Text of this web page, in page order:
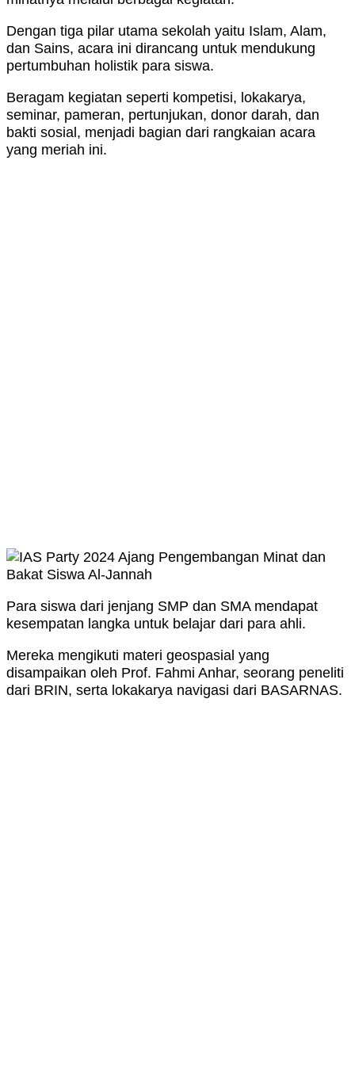
Dengan tiga pilar utama sekolah yaitu Islam, Alam,
dan Sains, acara ini dirancang untuk mendukung
pertumbuhan holistik para siswa.
Beragam kegiatan seperti kompetisi, lokakarya,
seminar, pameran, pertunjukan, donor darah, dan
bakti sosial, menjadi bagian dari rangkaian acara
yang meriah ini.
Para siswa dari jenjang SMP dan SMA mendapat
kesempatan langka untuk belajar dari para ahli.
Mereka mengikuti materi geospasial yang
disampaikan oleh Prof. Fahmi Anhar, seorang peneliti
dari BRIN, serta lokakarya navigasi dari BASARNAS.